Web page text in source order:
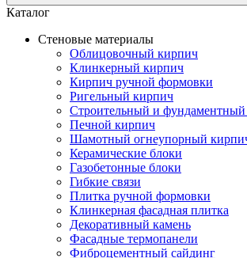
Каталог
Стеновые материалы
Облицовочный кирпич
Клинкерный кирпич
Кирпич ручной формовки
Ригельный кирпич
Строительный и
Печной кирпич
Шамотный огнеупорный
Керамические блоки
Газобетонные блоки
Гибкие связи
Плитка ручной формовки
Клинкерная фасадная плитка
Декоративный камень
Фасадные термопанели
Фиброцементный сайдинг